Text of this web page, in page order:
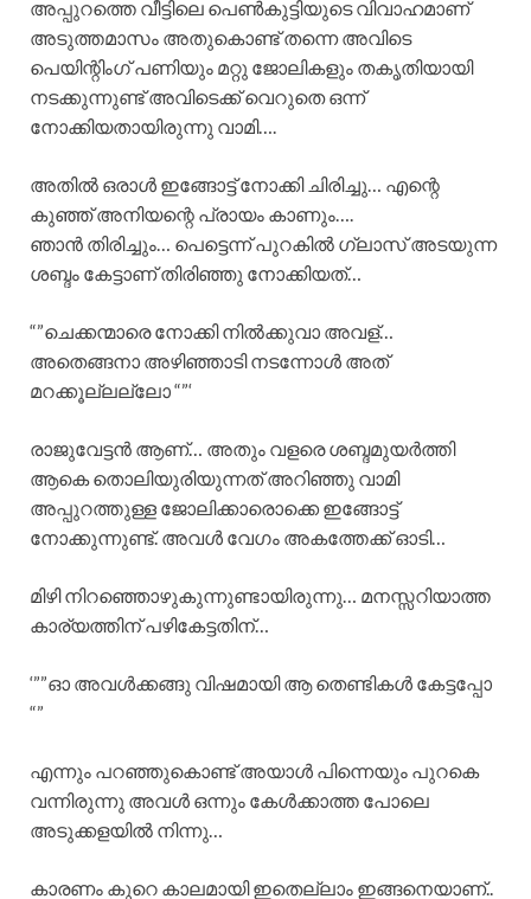
അപ്പുറത്തെ വീട്ടിലെ പെൺകുട്ടിയുടെ വിവാഹമാണ്
അടുത്തമാസം അതുകൊണ്ട് തന്നെ അവിടെ
പെയിന്റിംഗ് പണിയും മറ്റു ജോലികളും തകൃതിയായി
നടക്കുന്നുണ്ട് അവിടെക്ക് വെറുതെ ഒന്ന്
നോക്കിയതായിരുന്നു വാമി….
അതിൽ ഒരാൾ ഇങ്ങോട്ട് നോക്കി ചിരിച്ചു… എന്റെ
കുഞ്ഞ് അനിയന്റെ പ്രായം കാണും….
ഞാൻ തിരിച്ചും… പെട്ടെന്ന് പുറകിൽ ഗ്ലാസ് അടയുന്ന
ശബ്ദം കേട്ടാണ് തിരിഞ്ഞു നോക്കിയത്…
“”ചെക്കന്മാരെ നോക്കി നിൽക്കുവാ അവള്…
അതെങ്ങനാ അഴിഞ്ഞാടി നടന്നോൾ അത്
മറക്കൂല്ലല്ലോ “”‘
രാജുവേട്ടൻ ആണ്… അതും വളരെ ശബ്ദമുയർത്തി
ആകെ തൊലിയുരിയുന്നത് അറിഞ്ഞു വാമി
അപ്പുറത്തുള്ള ജോലിക്കാരൊക്കെ ഇങ്ങോട്ട്
നോക്കുന്നുണ്ട്. അവൾ വേഗം അകത്തേക്ക് ഓടി…
മിഴി നിറഞ്ഞൊഴുകുന്നുണ്ടായിരുന്നു… മനസ്സറിയാത്ത
കാര്യത്തിന് പഴികേട്ടതിന്…
‘””ഓ അവൾക്കങ്ങു വിഷമായി ആ തെണ്ടികൾ കേട്ടപ്പോ
“”
എന്നും പറഞ്ഞുകൊണ്ട് അയാൾ പിന്നെയും പുറകെ
വന്നിരുന്നു അവൾ ഒന്നും കേൾക്കാത്ത പോലെ
അടുക്കളയിൽ നിന്നു…
കാരണം കുറെ കാലമായി ഇതെല്ലാം ഇങ്ങനെയാണ്..